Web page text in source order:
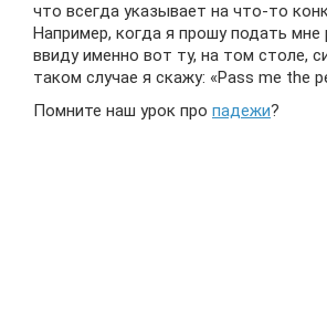
что всегда указывает на что-то
Например, когда я прошу подать мне
ввиду именно вот ту, на том столе,
таком случае я скажу: «Pass me the
Помните наш урок про падежи?